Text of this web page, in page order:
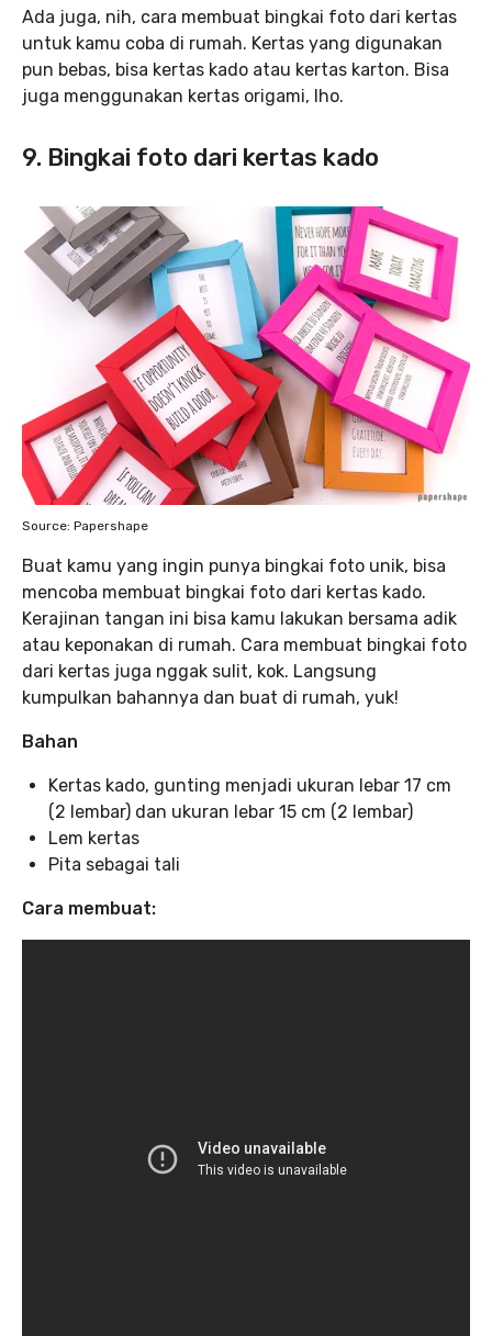
Ada juga, nih, cara membuat bingkai foto dari kertas
untuk kamu coba di rumah. Kertas yang digunakan
pun bebas, bisa kertas kado atau kertas karton. Bisa
juga menggunakan kertas origami, lho.
9. Bingkai foto dari kertas kado
Source: Papershape
Buat kamu yang ingin punya bingkai foto unik, bisa
mencoba membuat bingkai foto dari kertas kado.
Kerajinan tangan ini bisa kamu lakukan bersama adik
atau keponakan di rumah. Cara membuat bingkai foto
dari kertas juga nggak sulit, kok. Langsung
kumpulkan bahannya dan buat di rumah, yuk!
Bahan
Kertas kado, gunting menjadi ukuran lebar 17 cm
(2 lembar) dan ukuran lebar 15 cm (2 lembar)
Lem kertas
Pita sebagai tali
Cara membuat: